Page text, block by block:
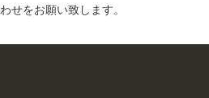
せをお願い致します。